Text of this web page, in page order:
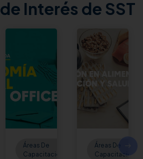
de Interés de SST
Áreas De
Capacitación
Áreas De
Capacitación